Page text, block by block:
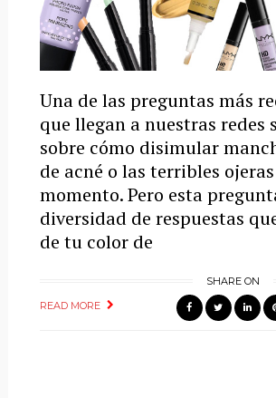
Una de las preguntas más
que llegan a nuestras redes
sobre cómo disimular
de acné o las terribles
momento. Pero esta
diversidad de respuestas
de tu color de
READ MORE
SHARE ON